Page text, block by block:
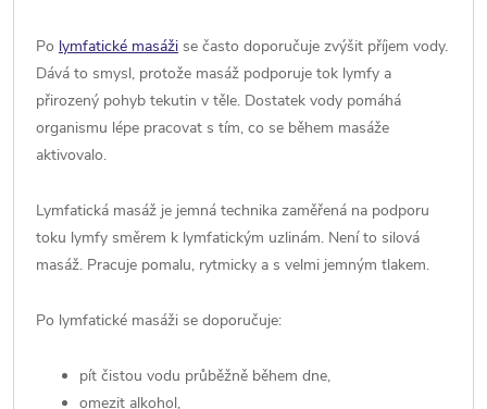
Po lymfatické masáži se často doporučuje zvýšit příjem vody.
Dává to smysl, protože masáž podporuje tok lymfy a
přirozený pohyb tekutin v těle. Dostatek vody pomáhá
organismu lépe pracovat s tím, co se během masáže
aktivovalo.
Lymfatická masáž je jemná technika zaměřená na podporu
toku lymfy směrem k lymfatickým uzlinám. Není to silová
masáž. Pracuje pomalu, rytmicky a s velmi jemným tlakem.
Po lymfatické masáži se doporučuje:
pít čistou vodu průběžně během dne,
omezit alkohol,